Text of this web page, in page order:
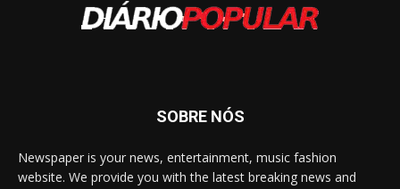
SOBRE NÓS
Newspaper is your news, entertainment, music fashion
website. We provide you with the latest breaking news and